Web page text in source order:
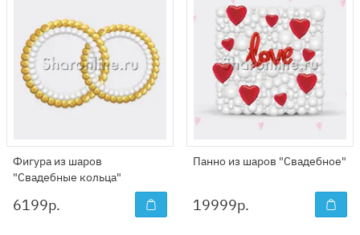
Фигура из шаров
"Свадебные кольца"
6199р.
Панно из шаров "Свадебное"
19999р.